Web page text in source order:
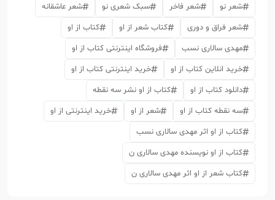
شعر نو شعر فاخر سبک شعری نو
شعر عاشقانه
شعر فراق و دوری
کتاب شعر از او
کتاب از او
مهدی سالاری نسب
فروشگاه اینترنتی کتاب از او
خرید انلاین کتاب از او
خرید اینترنتی کتاب از او
دانلود کتاب از او
کتاب از او نشر سه نقطه
سه نقطه کتاب از او
شعر از او
خرید اینترنتی از او
کتاب از او اثر مهدی سالاری نسب
کتاب از او نویسنده مهدی سالاری ن
کتاب شعر از او اثر مهدی سالاری ن